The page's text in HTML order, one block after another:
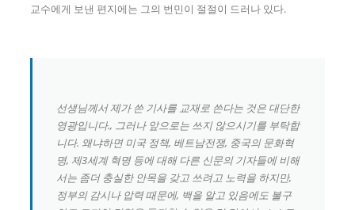
교수에게 보낸 편지에는 그의 번민이 절절이 드러나 있다.
선생님께서 제가 쓴 기사를 교재로 쓴다는 것은 대단한
영광입니다., 그러나 앞으로는 쓰지 않으시기를 부탁합
니다. 왜냐하면 미국 정책, 베트남전쟁, 중국의 문화혁
명, 제3세계 혁명 등에 대해 다른 신문의 기자들에 비해
서는 좀더 충실한 안목을 갖고 쓰려고 노력을 하지만,
정부의 감시나 압력 때문에, 백을 알고 있음에도 불구